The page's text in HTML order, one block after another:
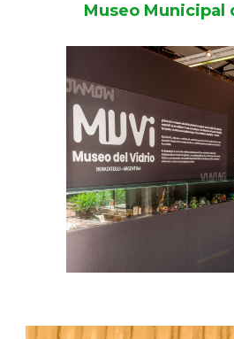
Museo Municipal